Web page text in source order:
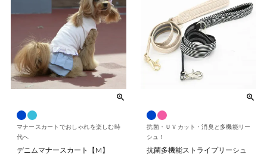
マナースカートでおしゃれを楽しむ時
代へ
デニムマナースカート【M】
抗菌・ＵＶカット・消臭と多機能リー
シュ！
抗菌多機能ストライプリーシュ